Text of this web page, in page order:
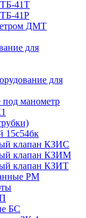
41Т
41Р
ДМТ
для
для
манометр
15с54бк
клапан КЗИС
клапан КЗИМ
клапан КЗИТ
РМ
БС